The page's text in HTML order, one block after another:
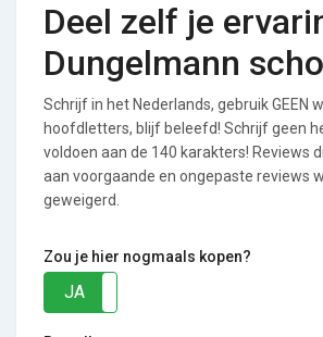
Deel zelf je
Dungelmann
Schrijf in het Nederlands, gebruik GEEN
hoofdletters, blijf beleefd! Schrijf geen
voldoen aan de 140 karakters! Reviews
aan voorgaande en ongepaste reviews
geweigerd.
Zou je hier nogmaals kopen?
JA